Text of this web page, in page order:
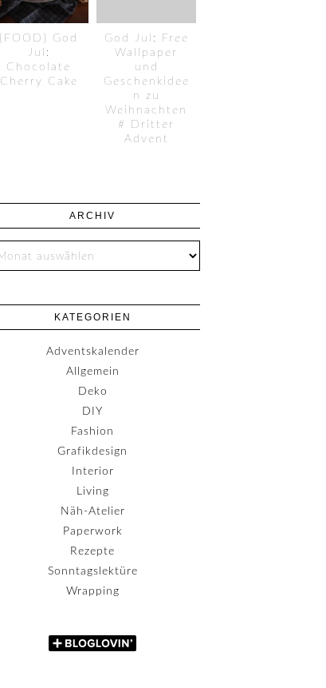
{FOOD} God
Jul:
Chocolate
Cherry Cake
God Jul: Free
Wallpaper
und
Geschenkidee
n zu
Weihnachten
# Dritter
Advent
ARCHIV
KATEGORIEN
Adventskalender
Allgemein
Deko
DIY
Fashion
Grafikdesign
Interior
Living
Näh-Atelier
Paperwork
Rezepte
Sonntagslektüre
Wrapping